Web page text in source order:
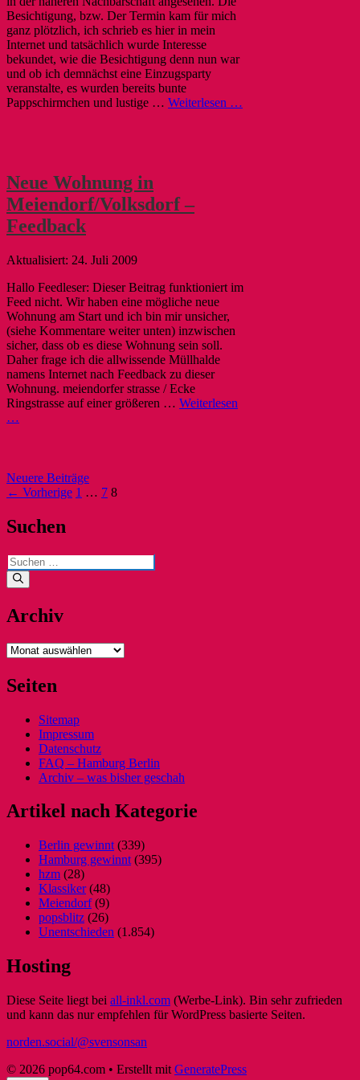
Besichtigung, bzw. Der Termin kam für mich
ganz plötzlich, ich schrieb es hier in mein
Internet und tatsächlich wurde Interesse
bekundet, wie die Besichtigung denn nun war
und ob ich demnächst eine Einzugsparty
veranstalte, es wurden bereits bunte
Pappschirmchen und lustige … Weiterlesen …
Neue Wohnung in
Meiendorf/Volksdorf –
Feedback
24. Juli 2009
Hallo Feedleser: Dieser Beitrag funktioniert im
Feed nicht. Wir haben eine mögliche neue
Wohnung am Start und ich bin mir unsicher,
(siehe Kommentare weiter unten) inzwischen
sicher, dass ob es diese Wohnung sein soll.
Daher frage ich die allwissende Müllhalde
namens Internet nach Feedback zu dieser
Wohnung. meiendorfer strasse / Ecke
Ringstrasse auf einer größeren … Weiterlesen
…
Post
navigation
Neuere Beiträge
← Vorherige 1 … 7 8
Suchen
Suchen
nach:
Archiv
Archiv
Seiten
Sitemap
Impressum
Datenschutz
FAQ – Hamburg Berlin
Archiv – was bisher geschah
Artikel nach Kategorie
Berlin gewinnt (339)
Hamburg gewinnt (395)
hzm (28)
Klassiker(48)
Meiendorf(9)
popsblitz (26)
Unentschieden (1.854)
Hosting
Diese Seite liegt bei all-inkl.com (Werbe-Link). Bin sehr zufrieden
und kann das nur empfehlen für WordPress basierte Seiten.
norden.social/@svensonsan
© 2026 pop64.com • Erstellt mit GeneratePress